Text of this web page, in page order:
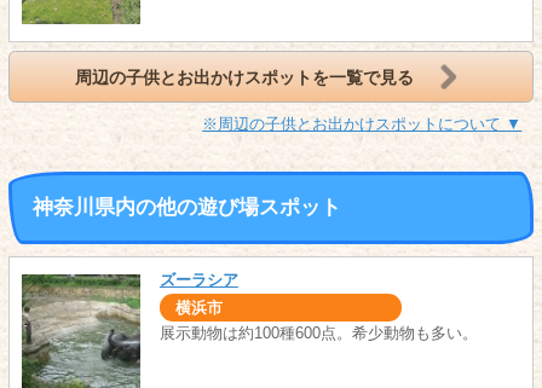
周辺の子供とお出かけスポットを一覧で見る
※周辺の子供とお出かけスポットについて ▼
神奈川県内の他の遊び場スポット
ズーラシア
横浜市
展示動物は約100種600点。希少動物も多い。